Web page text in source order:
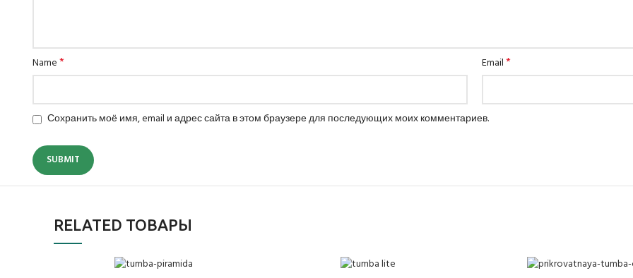
Name* Email*
Сохранить моё имя, email и адрес сайта в этом браузере для последующих моих комментариев.
RELATED ТОВАРЫ